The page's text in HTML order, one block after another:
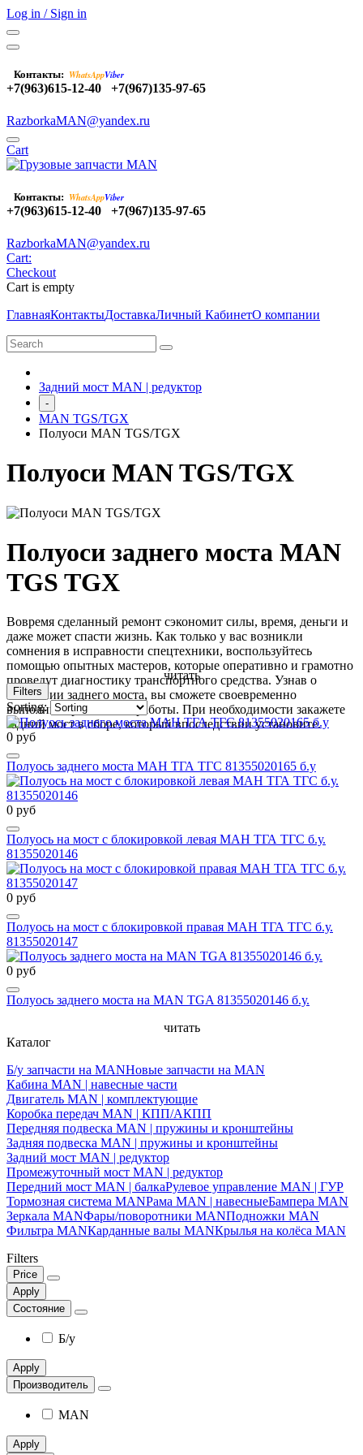
Log in / Sign in
Контакты: WhatsAppViber
+7(963)615-12-40 +7(967)135-97-65
RazborkaMAN@yandex.ru
Cart
Контакты: WhatsAppViber
+7(963)615-12-40 +7(967)135-97-65
RazborkaMAN@yandex.ru
Cart:
Checkout
Cart is empty
ГлавнаяКонтактыДоставкаЛичный КабинетО компании
Задний мост MAN | редуктор
-
MAN TGS/TGX
Полуоси MAN TGS/TGX
Полуоси MAN TGS/TGX
Полуоси заднего моста MAN
TGS TGX
Вовремя сделанный ремонт сэкономит силы, время, деньги и
даже может спасти жизнь. Как только у вас возникли
сомнения в исправности спецтехники, воспользуйтесь
помощью опытных мастеров, которые оперативно и грамотно
проведут диагностику транспортного средства. Узнав о
состоянии заднего моста, вы сможете своевременно
выполнить ремонтные работы. При необходимости закажете
задний мост в сборе, который впоследствии установите.
читать
Filters
Sorting:
0 руб
Полуось заднего моста МАН ТГА ТГС 81355020165 б.у
0 руб
Полуось на мост с блокировкой левая МАН ТГА ТГС б.у.
81355020146
0 руб
Полуось на мост с блокировкой правая МАН ТГА ТГС б.у.
81355020147
0 руб
Полуось заднего моста на MAN TGA 81355020146 б.у.
читать
Каталог
Б/у запчасти на MANНовые запчасти на MAN
Кабина MAN | навесные части
Двигатель MAN | комплектующие
Коробка передач MAN | КПП/АКПП
Передняя подвеска MAN | пружины и кронштейны
Задняя подвеска MAN | пружины и кронштейны
Задний мост MAN | редуктор
Промежуточный мост MAN | редуктор
Передний мост MAN | балкаРулевое управление MAN | ГУР
Тормозная система MANРама MAN | навесныеБампера MAN
Зеркала MANФары/поворотники MANПодножки MAN
Фильтра MANКарданные валы MANКрылья на колёса MAN
Filters
Price
Apply
Состояние
Б/у
Apply
Производитель
MAN
Apply